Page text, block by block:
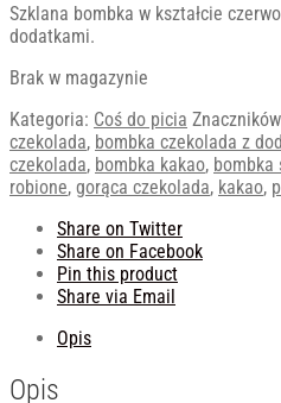
Szklana bombka w kształcie
dodatkami.
Brak w magazynie
Kategoria: Coś do picia
czekolada, bombka czekolada z
czekolada, bombka kakao, bombka
robione, gorąca czekolada, kakao,
Share on Twitter
Share on Facebook
Pin this product
Share via Email
Opis
Opis